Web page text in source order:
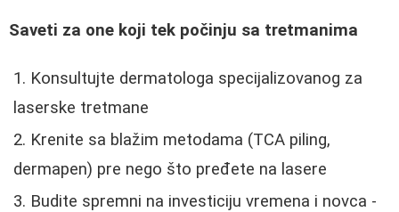
Saveti za one koji tek počinju sa tretmanima
Konsultujte dermatologa specijalizovanog za
laserske tretmane
Krenite sa blažim metodama (TCA piling,
dermapen) pre nego što pređete na lasere
Budite spremni na investiciju vremena i novca -